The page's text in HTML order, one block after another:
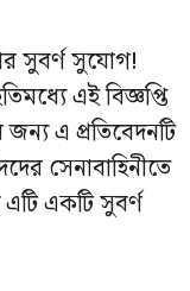
সুবর্ণ সুযোগ!
এই বিজ্ঞপ্তি
এ প্রতিবেদনটি
সেনাবাহিনীতে
একটি সুবর্ণ